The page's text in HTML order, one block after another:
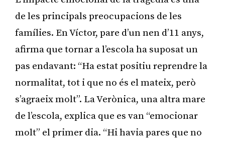
de les principals preocupacions de les
famílies. En Víctor, pare d’un nen d’11 anys,
afirma que tornar a l’escola ha suposat un
pas endavant: “Ha estat positiu reprendre la
normalitat, tot i que no és el mateix, però
s’agraeix molt”. La Verònica, una altra mare
de l’escola, explica que es van “emocionar
molt” el primer dia. “Hi havia pares que no